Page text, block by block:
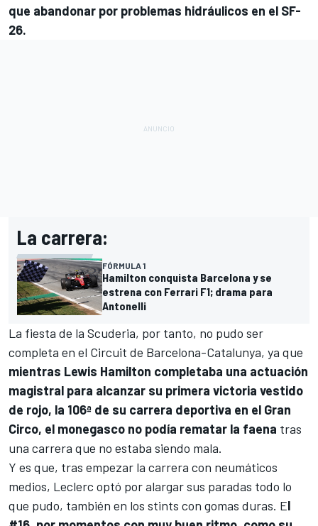
que abandonar por problemas hidráulicos en el SF-
26.
La carrera:
FÓRMULA 1
Hamilton conquista Barcelona y se
estrena con Ferrari F1; drama para
Antonelli
La fiesta de la Scuderia, por tanto, no pudo ser
completa en el Circuit de Barcelona-Catalunya, ya que
mientras Lewis Hamilton completaba una actuación
magistral para alcanzar su primera victoria vestido
de rojo, la 106ª de su carrera deportiva en el Gran
Circo, el monegasco no podía rematar la faena tras
una carrera que no estaba siendo mala.
Y es que, tras empezar la carrera con neumáticos
medios, Leclerc optó por alargar sus paradas todo lo
que pudo, también en los stints con gomas duras. El